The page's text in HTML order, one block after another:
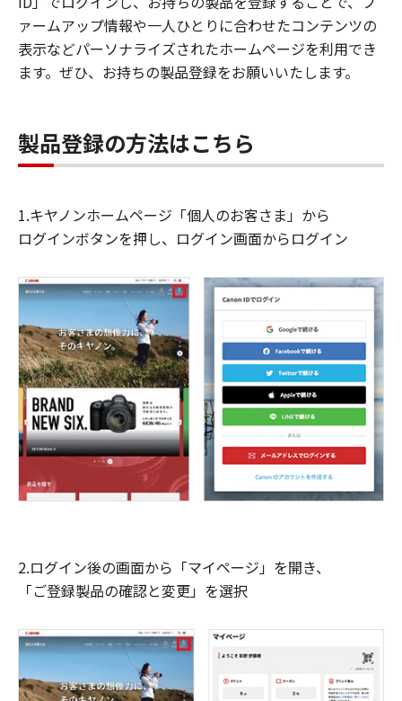
ァームアップ情報や一人ひとりに合わせたコンテンツの
表示などパーソナライズされたホームページを利用でき
ます。ぜひ、お持ちの製品登録をお願いいたします。
製品登録の方法はこちら
1.キヤノンホームページ「個人のお客さま」から
ログインボタンを押し、ログイン画面からログイン
2.ログイン後の画面から「マイページ」を開き、
「ご登録製品の確認と変更」を選択